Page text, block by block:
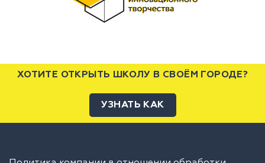
ХОТИТЕ ОТКРЫТЬ ШКОЛУ В СВОЁМ ГОРОДЕ?
УЗНАТЬ КАК